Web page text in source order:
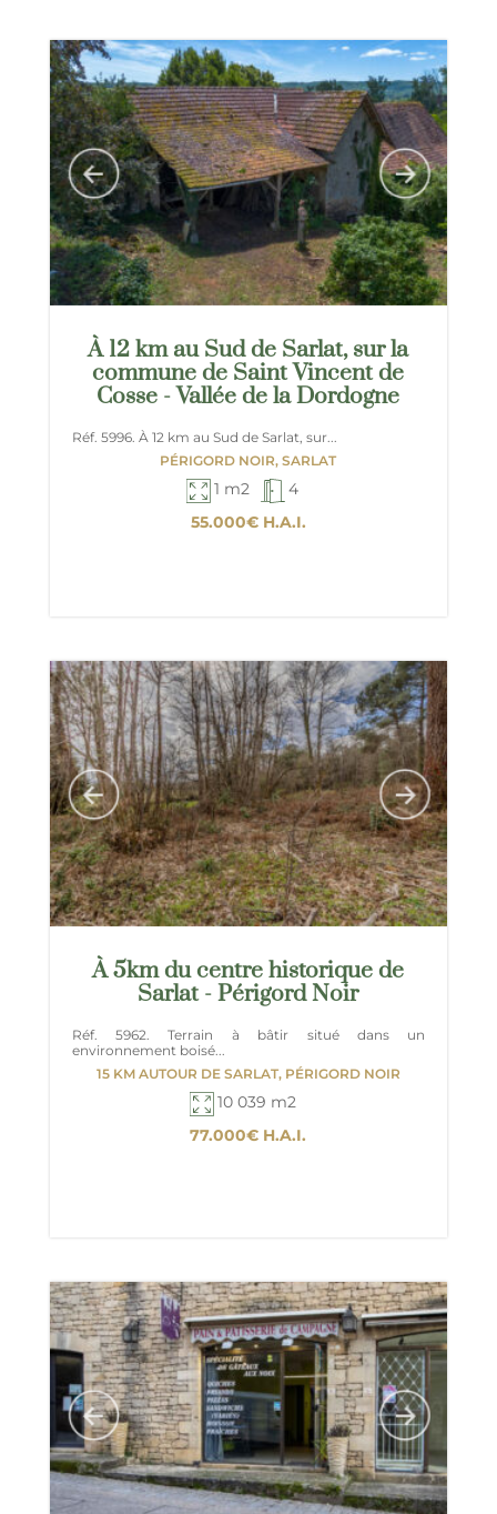
À 12 km au Sud de Sarlat, sur la
commune de Saint Vincent de
Cosse - Vallée de la Dordogne
Réf. 5996. À 12 km au Sud de Sarlat, sur...
PÉRIGORD NOIR, SARLAT
1 m2
4
55.000€H.A.I.
À 5km du centre historique de
Sarlat - Périgord Noir
Réf. 5962. Terrain à bâtir situé dans un
environnement boisé...
15 KM AUTOUR DE SARLAT, PÉRIGORD NOIR
10 039 m2
77.000€ H.A.I.